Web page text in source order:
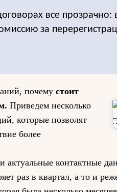
все прозрачно:
за
почему стоит
Приведем несколько
которые позволят
более
актуальные контактные
раз в квартал, а то и